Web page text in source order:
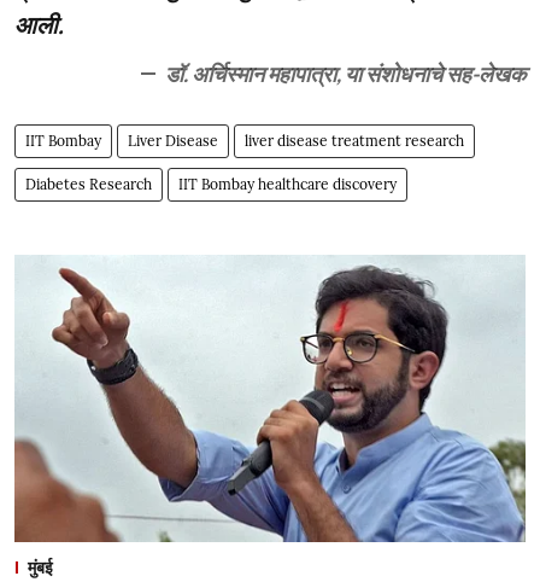
आली.
डॉ. अर्चिस्मान महापात्रा, या संशोधनाचे सह-लेखक
IIT Bombay Liver Disease liver disease treatment research
Diabetes Research IIT Bombay healthcare discovery
मुंबई